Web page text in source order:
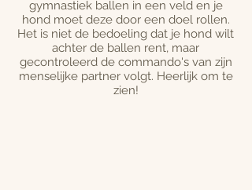
gymnastiek ballen in een veld en je
hond moet deze door een doel rollen.
Het is niet de bedoeling dat je hond wilt
achter de ballen rent, maar
gecontroleerd de commando's van zijn
menselijke partner volgt. Heerlijk om te
zien!